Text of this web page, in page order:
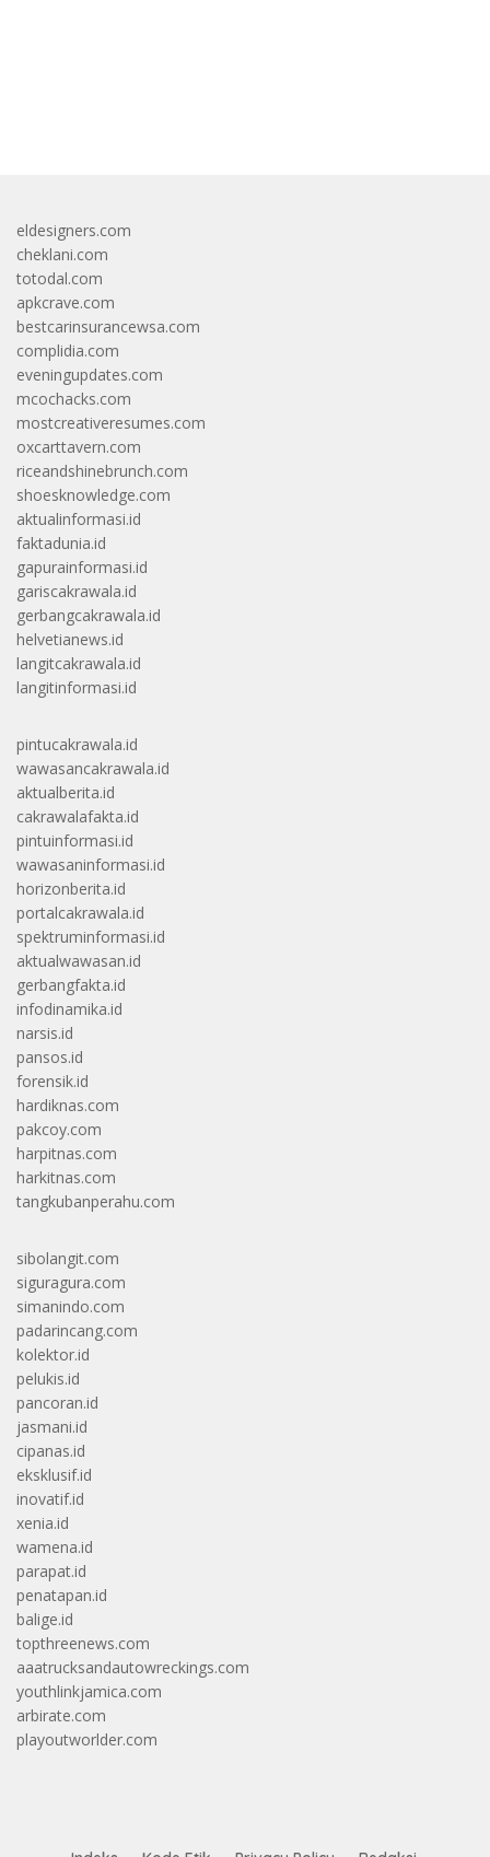
eldesigners.com
cheklani.com
totodal.com
apkcrave.com
bestcarinsurancewsa.com
complidia.com
eveningupdates.com
mcochacks.com
mostcreativeresumes.com
oxcarttavern.com
riceandshinebrunch.com
shoesknowledge.com
aktualinformasi.id
faktadunia.id
gapurainformasi.id
gariscakrawala.id
gerbangcakrawala.id
helvetianews.id
langitcakrawala.id
langitinformasi.id
pintucakrawala.id
wawasancakrawala.id
aktualberita.id
cakrawalafakta.id
pintuinformasi.id
wawasaninformasi.id
horizonberita.id
portalcakrawala.id
spektruminformasi.id
aktualwawasan.id
gerbangfakta.id
infodinamika.id
narsis.id
pansos.id
forensik.id
hardiknas.com
pakcoy.com
harpitnas.com
harkitnas.com
tangkubanperahu.com
sibolangit.com
siguragura.com
simanindo.com
padarincang.com
kolektor.id
pelukis.id
pancoran.id
jasmani.id
cipanas.id
eksklusif.id
inovatif.id
xenia.id
wamena.id
parapat.id
penatapan.id
balige.id
topthreenews.com
aaatrucksandautowreckings.com
youthlinkjamica.com
arbirate.com
playoutworlder.com